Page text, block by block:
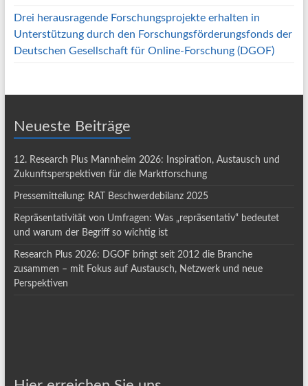
Drei herausragende Forschungsprojekte erhalten in
Unterstützung durch den Forschungsförderungsfonds der
Deutschen Gesellschaft für Online-Forschung (DGOF)
Neueste Beiträge
12. Research Plus Mannheim 2026: Inspiration, Austausch und
Zukunftsperspektiven für die Marktforschung
Pressemitteilung: RAT Beschwerdebilanz 2025
Repräsentativität von Umfragen: Was „repräsentativ“ bedeutet
und warum der Begriff so wichtig ist
Research Plus 2026: DGOF bringt seit 2012 die Branche
zusammen – mit Fokus auf Austausch, Netzwerk und neue
Perspektiven